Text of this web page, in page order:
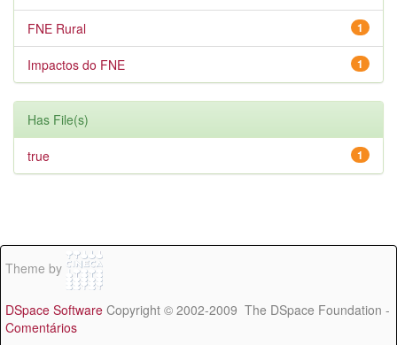
1
FNE Rural
1
Impactos do FNE
Has File(s)
1
true
Theme by
DSpace Software Copyright © 2002-2009 The DSpace Foundation -
Comentários